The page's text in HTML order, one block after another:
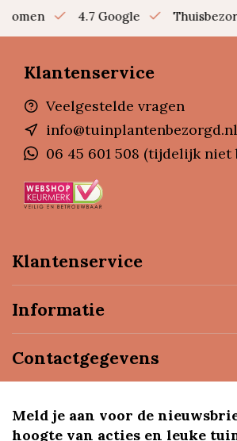
bomen 4.7 Google
Klantenservice
Veelgestelde vragen
info@tuinplantenbezorgd.nl
06 45 601 508 (tijdelijk niet
Klantenservice
Informatie
Contactgegevens
Meld je aan voor de
hoogte van acties en leuke